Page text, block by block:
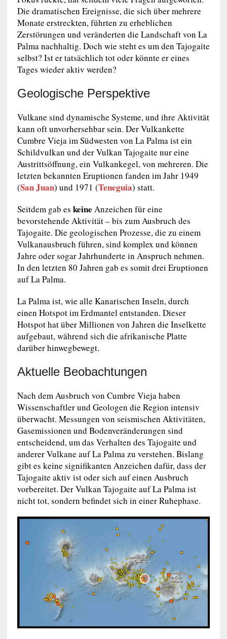
Die dramatischen Ereignisse, die sich über mehrere
Monate erstreckten, führten zu erheblichen
Zerstörungen und veränderten die Landschaft von La
Palma nachhaltig. Doch wie steht es um den Tajogaite
selbst? Ist er tatsächlich tot oder könnte er eines
Tages wieder aktiv werden?
Geologische Perspektive
Vulkane sind dynamische Systeme, und ihre Aktivität
kann oft unvorhersehbar sein. Der Vulkankette
Cumbre Vieja im Südwesten von La Palma ist ein
Schildvulkan und der Vulkan Tajogaite nur eine
Austrittsöffnung, ein Vulkankegel, von mehreren. Die
letzten bekannten Eruptionen fanden im Jahr 1949
(San Juan) und 1971 (Teneguia) statt.
Seitdem gab es keine Anzeichen für eine
bevorstehende Aktivität – bis zum Ausbruch des
Tajogaite. Die geologischen Prozesse, die zu einem
Vulkanausbruch führen, sind komplex und können
Jahre oder sogar Jahrhunderte in Anspruch nehmen.
In den letzten 80 Jahren gab es somit drei Eruptionen
auf La Palma.
La Palma ist, wie alle Kanarischen Inseln, durch
einen Hotspot im Erdmantel entstanden. Dieser
Hotspot hat über Millionen von Jahren die Inselkette
aufgebaut, während sich die afrikanische Platte
darüber hinwegbewegt.
Aktuelle Beobachtungen
Nach dem Ausbruch von Cumbre Vieja haben
Wissenschaftler und Geologen die Region intensiv
überwacht. Messungen von seismischen Aktivitäten,
Gasemissionen und Bodenveränderungen sind
entscheidend, um das Verhalten des Tajogaite und
anderer Vulkane auf La Palma zu verstehen. Bislang
gibt es keine signifikanten Anzeichen dafür, dass der
Tajogaite aktiv ist oder sich auf einen Ausbruch
vorbereitet. Der Vulkan Tajogaite auf La Palma ist
nicht tot, sondern befindet sich in einer Ruhephase.